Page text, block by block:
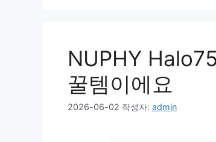
NUPHY
꿀템이에요
2026-06-02 작성자: admin